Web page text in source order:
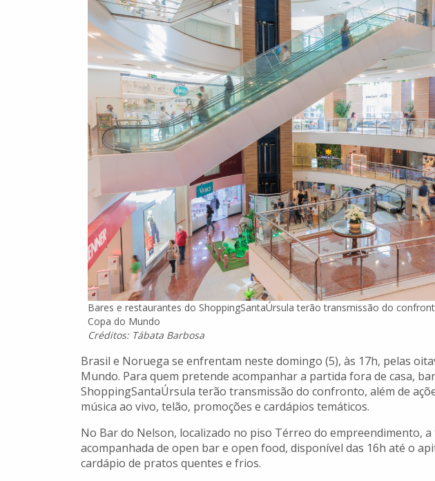
Bares e restaurantes do ShoppingSantaÚrsula terão transmissão do
Copa do Mundo
Créditos: Tábata Barbosa
Brasil e Noruega se enfrentam neste domingo (5), às 17h, pelas
Mundo. Para quem pretende acompanhar a partida fora de casa,
ShoppingSantaÚrsula terão transmissão do confronto, além de
música ao vivo, telão, promoções e cardápios temáticos.
No Bar do Nelson, localizado no piso Térreo do empreendimento,
acompanhada de open bar e open food, disponível das 16h até o
cardápio de pratos quentes e frios.